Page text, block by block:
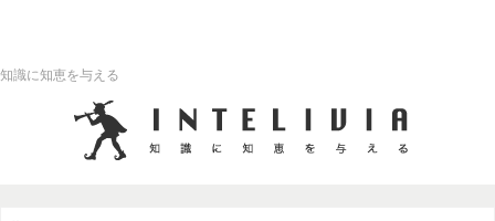
知識に知恵を与える